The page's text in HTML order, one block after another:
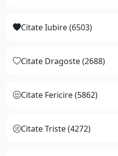
Citate Iubire (6503)
Citate Dragoste (2688)
Citate Fericire (5862)
Citate Triste (4272)